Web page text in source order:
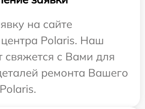
на сайте
центра Polaris. Наш
свяжется с Вами для
ремонта Вашего